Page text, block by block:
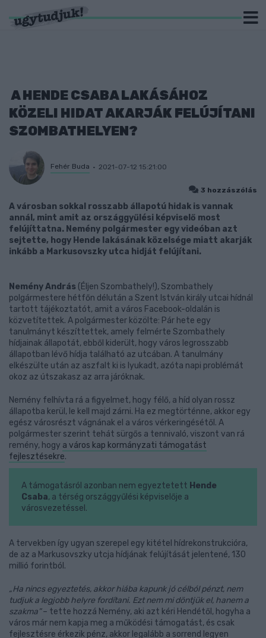
A HENDE CSABA LAKÁSÁHOZ
KÖZELI HIDAT AKARJÁK FELÚJÍTANI
SZOMBATHELYEN?
Fehér Buda 2021-07-12 15:21:00
3 hozzászólás
A városban sokkal rosszabb állapotú hidak is vannak
annál, mint amit az országgyűlési képviselő most
felújíttatna. Nemény polgármester egy videóban azt
sejtette, hogy Hende lakásának közelsége miatt akarják
inkább a Markusovszky utca hidját felújítani.
Nemény András (Éljen Szombathely!), Szombathely
polgármestere hétfőn délután a Szent István király utcai hídnál
tartott tájékoztatót, amit a város Facebook-oldalán is
közvetítettek. A polgármester közölte: Pár hete egy
tanulmányt készíttettek, amely felmérte Szombathely
hídjainak állapotát, ebből kiderült, hogy város legrosszabb
állapotban lévő hídja található az utcában. A tanulmány
elkészülte után az aszfalt ki is lyukadt, azóta napi problémát
okoz az útszakasz az arra járóknak.
Nemény felhívta rá a figyelmet, hogy félő, a híd olyan rossz
állapotba kerül, le kell majd zárni. Ha ez megtörténne, akkor egy
egész városrészt vágnának el a város vérkeringésétől. A
polgármester szerint tehát sürgős a tennivaló, viszont van rá
remény, hogy a város kap kormányzati támogatást
fejlesztésekre.
A támogatásról azonban nem egyeztetett Hende
Csaba, a térség országgyűlési képviselője a
városvezetéssel.
A tervekben így ugyan szerepel egy kitétel hídrekonstrukcióra,
de az a Markusovszky utcja hídjának felújítását jelentené, 130
millió forintból.
„Ha nincs egyeztetés, akkor hiába kapunk jó célból pénzt, nem
tudjuk a legjobb helyre fordítani. Ezt nem mi döntjük el, hanem a
szakma”– tette hozzá Nemény, aki azt kéri Hendétől, hogyha a
város már nem kapja meg a működési támogatást, és csak
fejlesztésre érkezik pénz, akkor legalább a sorrend legyen